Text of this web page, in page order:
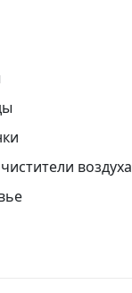
воздуха